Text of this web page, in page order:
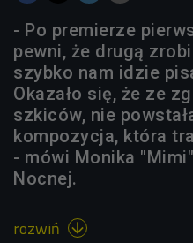
- Po premierze
pewni, że drugą
szybko nam idzie
Okazało się, że ze
szkiców, nie
kompozycja, która
- mówi Monika
Nocnej.
rozwiń 